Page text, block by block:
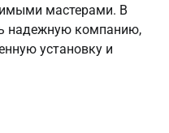
мастерами. В
надежную компанию,
установку и